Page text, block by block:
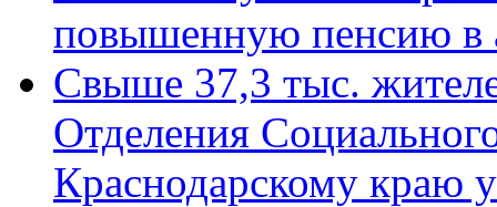
повышенную пенсию в
Свыше 37,3 тыс.
Отделения
Краснодарскому краю